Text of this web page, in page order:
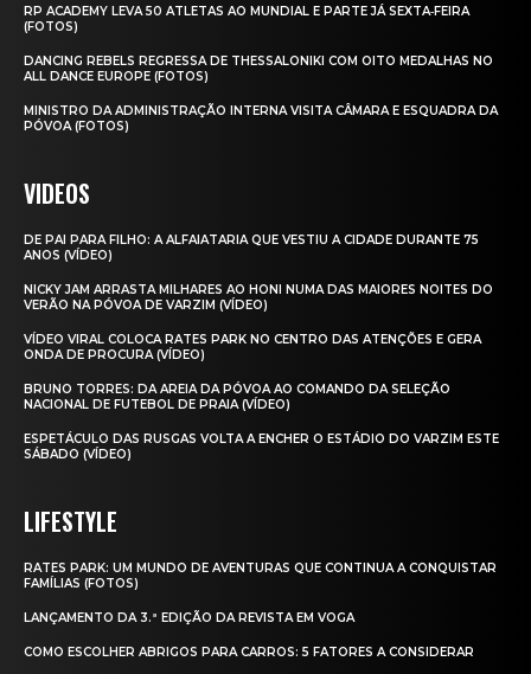
RP ACADEMY LEVA 50 ATLETAS AO MUNDIAL E PARTE JÁ SEXTA‑FEIRA
(FOTOS)
DANCING REBELS REGRESSA DE THESSALONIKI COM OITO MEDALHAS NO
ALL DANCE EUROPE (FOTOS)
MINISTRO DA ADMINISTRAÇÃO INTERNA VISITA CÂMARA E ESQUADRA DA
PÓVOA (FOTOS)
VIDEOS
DE PAI PARA FILHO: A ALFAIATARIA QUE VESTIU A CIDADE DURANTE 75
ANOS (VÍDEO)
NICKY JAM ARRASTA MILHARES AO HONI NUMA DAS MAIORES NOITES DO
VERÃO NA PÓVOA DE VARZIM (VÍDEO)
VÍDEO VIRAL COLOCA RATES PARK NO CENTRO DAS ATENÇÕES E GERA
ONDA DE PROCURA (VÍDEO)
BRUNO TORRES: DA AREIA DA PÓVOA AO COMANDO DA SELEÇÃO
NACIONAL DE FUTEBOL DE PRAIA (VÍDEO)
ESPETÁCULO DAS RUSGAS VOLTA A ENCHER O ESTÁDIO DO VARZIM ESTE
SÁBADO (VÍDEO)
LIFESTYLE
RATES PARK: UM MUNDO DE AVENTURAS QUE CONTINUA A CONQUISTAR
FAMÍLIAS (FOTOS)
LANÇAMENTO DA 3.ª EDIÇÃO DA REVISTA EM VOGA
COMO ESCOLHER ABRIGOS PARA CARROS: 5 FATORES A CONSIDERAR